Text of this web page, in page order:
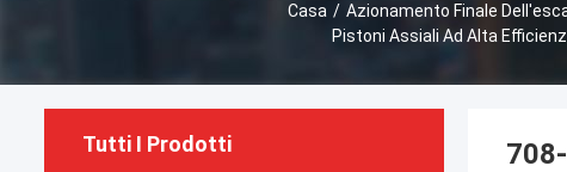
Casa / Azionamento Finale
Pistoni Assiali Ad Alta
Tutti I Prodotti